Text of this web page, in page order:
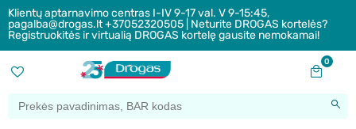
Klientų aptarnavimo centras I-IV 9-17 val. V 9-15:45,
pagalba@drogas.lt +37052320505 | Neturite DROGAS kortelės?
Registruokitės ir virtualią DROGAS kortelę gausite nemokamai!
0